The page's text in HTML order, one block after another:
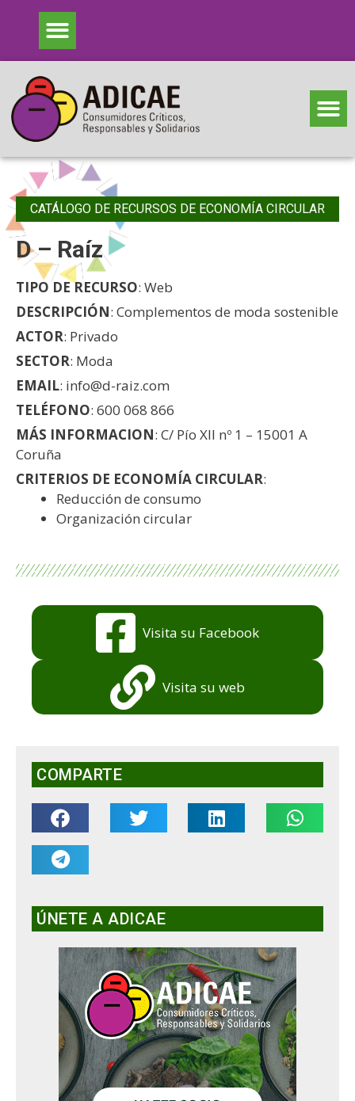
CATÁLOGO DE RECURSOS DE ECONOMÍA CIRCULAR
D – Raíz
TIPO DE RECURSO: Web
DESCRIPCIÓN: Complementos de moda sostenible
ACTOR: Privado
SECTOR: Moda
EMAIL: info@d-raiz.com
TELÉFONO: 600 068 866
MÁS INFORMACION: C/ Pío XII nº 1 – 15001 A
Coruña
CRITERIOS DE ECONOMÍA CIRCULAR:
Reducción de consumo
Organización circular
Visita su Facebook
Visita su web
COMPARTE
ÚNETE A ADICAE